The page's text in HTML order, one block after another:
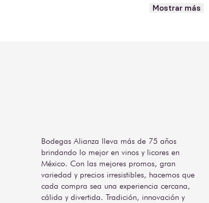
Es ideal para mezclas tradicionales como
Mostrar más
Bodegas Alianza lleva más de 75 años
brindando lo mejor en vinos y licores en
México. Con las mejores promos, gran
variedad y precios irresistibles, hacemos que
cada compra sea una experiencia cercana,
cálida y divertida. Tradición, innovación y